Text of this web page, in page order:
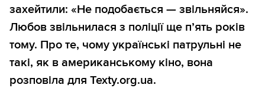
захейтили: «Не подобається — звільняйся».
Любов звільнилася з поліції ще п’ять років
тому. Про те, чому українські патрульні не
такі, як в американському кіно, вона
розповіла для Texty.org.ua.